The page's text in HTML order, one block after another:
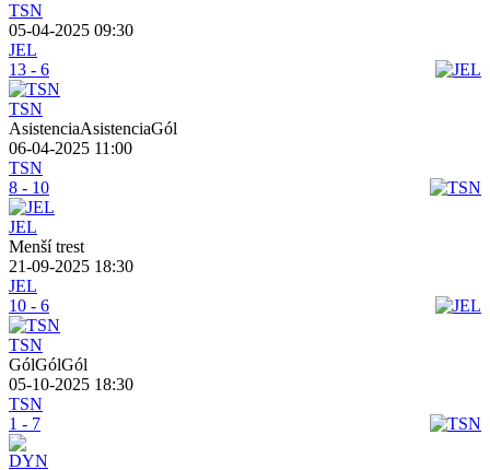
TSN
05-04-2025 09:30
JEL
13 - 6
TSN
AsistenciaAsistenciaGól
06-04-2025 11:00
TSN
8 - 10
JEL
Menší trest
21-09-2025 18:30
JEL
10 - 6
TSN
GólGólGól
05-10-2025 18:30
TSN
1 - 7